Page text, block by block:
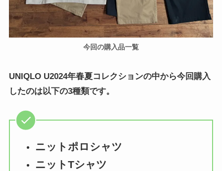
今回の購入品一覧
UNIQLO U2024年春夏コレクションの中から今回購入
したのは以下の3種類です。
ニットポロシャツ
ニットTシャツ